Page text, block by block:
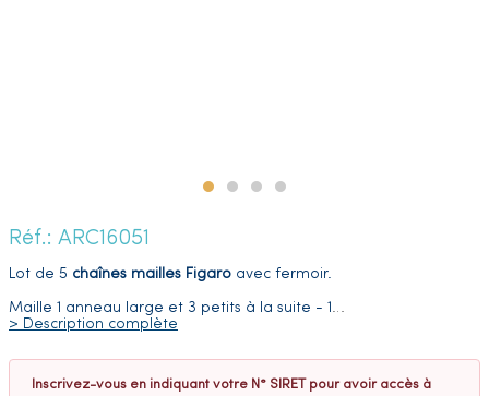
Réf.: ARC16051
Lot de 5 chaînes mailles Figaro avec fermoir.
Maille 1 anneau large et 3 petits à la suite - 1…
> Description complète
Inscrivez-vous en indiquant votre N° SIRET pour avoir accès à